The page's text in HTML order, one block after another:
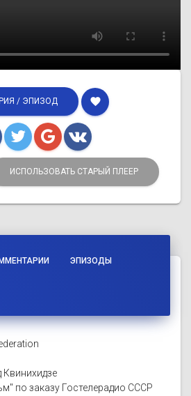
/ ЭПИЗОД favorite
ИСПОЛЬЗОВАТЬ СТАРЫЙ ПЛЕЕР
ЭПИЗОДЫ
Квинихидзе
по заказу Гостелерадио СССР